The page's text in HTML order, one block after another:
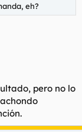
eh?
pero no lo